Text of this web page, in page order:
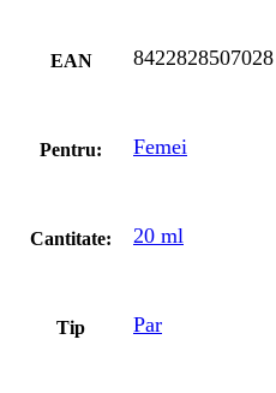
EAN 8422828507028
Pentru: Femei
Cantitate: 20 ml
Tip Par